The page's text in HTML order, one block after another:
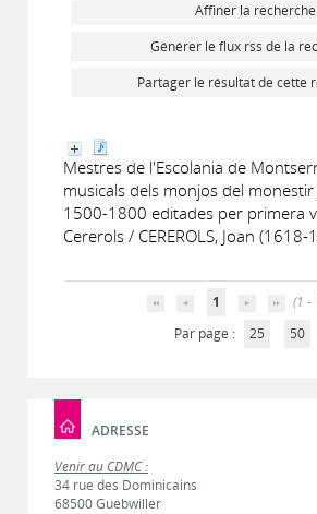
Affiner la recherche
Générer le flux rss de la
Partager le résultat de cette
Mestres de l'Escolania de
musicals dels monjos del
1500-1800 editades per primera
Cererols / CEREROLS, Joan (1618-
1
(1 -
Par page :
25 50
ADRESSE
Venir au CDMC :
34 rue des Dominicains
68500 Guebwiller